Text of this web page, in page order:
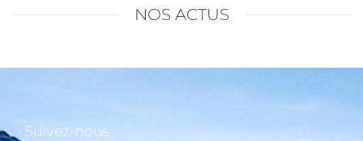
NOS ACTUS
Suivez-nous